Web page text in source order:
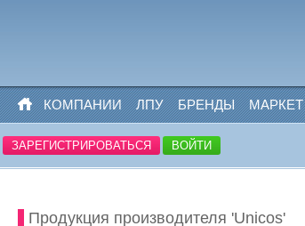
КОМПАНИИ ЛПУ БРЕНДЫ МАРКЕТ
ЗАРЕГИСТРИРОВАТЬСЯ ВОЙТИ
Продукция производителя 'Unicos'